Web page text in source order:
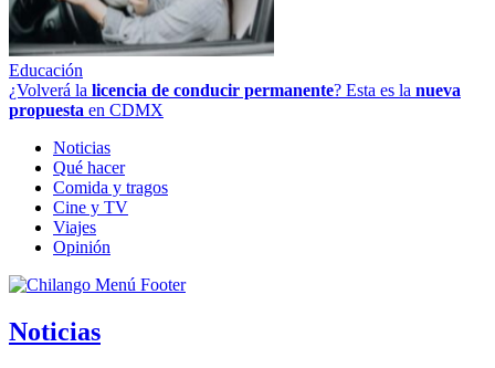
Educación
¿Volverá la licencia de conducir permanente? Esta es la nueva
propuesta en CDMX
Noticias
Qué hacer
Comida y tragos
Cine y TV
Viajes
Opinión
Noticias